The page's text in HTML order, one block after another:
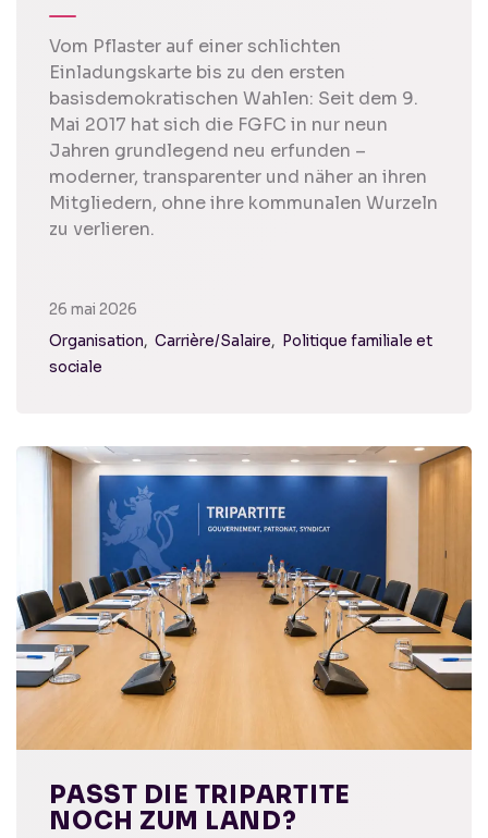
Vom Pflaster auf einer schlichten
Einladungskarte bis zu den ersten
basisdemokratischen Wahlen: Seit dem 9.
Mai 2017 hat sich die FGFC in nur neun
Jahren grundlegend neu erfunden –
moderner, transparenter und näher an ihren
Mitgliedern, ohne ihre kommunalen Wurzeln
zu verlieren.
26 mai 2026
Organisation
Carrière/Salaire
Politique familiale et
sociale
PASST DIE TRIPARTITE
NOCH ZUM LAND?